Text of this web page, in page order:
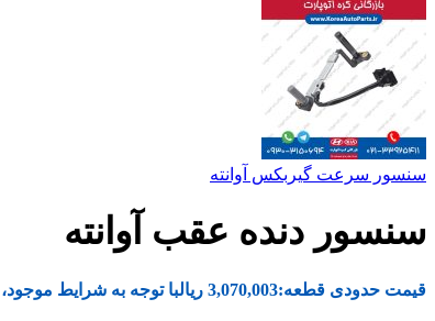
سنسور سرعت گیربکس آوانته
سنسور دنده عقب آوانته
قیمت حدودی قطعه:3,070,003 ریالبا توجه به شرایط